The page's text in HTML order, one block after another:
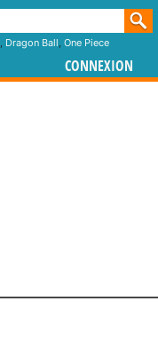
, Dragon Ball, One Piece
CONNEXION